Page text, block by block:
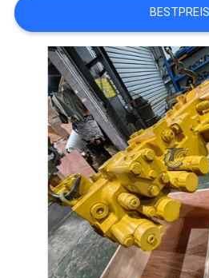
ALLE
FÄLLE
REFERENZEN
SITEMAP
DATENSCHUTZ-
BESTIMMUNGEN
BESTPREIS